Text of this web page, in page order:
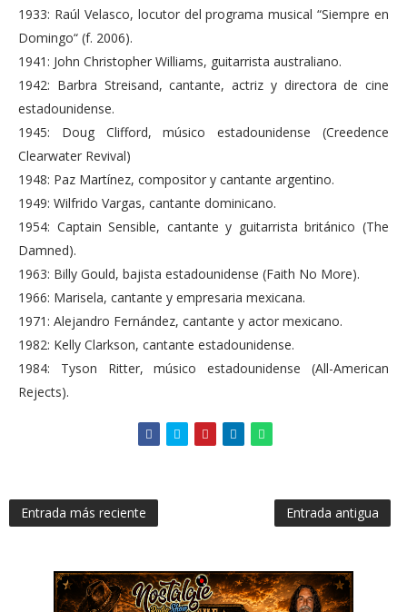
1933: Raúl Velasco, locutor del programa musical “Siempre en
Domingo“ (f. 2006).
1941: John Christopher Williams, guitarrista australiano.
1942: Barbra Streisand, cantante, actriz y directora de cine
estadounidense.
1945: Doug Clifford, músico estadounidense (Creedence
Clearwater Revival)
1948: Paz Martínez, compositor y cantante argentino.
1949: Wilfrido Vargas, cantante dominicano.
1954: Captain Sensible, cantante y guitarrista británico (The
Damned).
1963: Billy Gould, bajista estadounidense (Faith No More).
1966: Marisela, cantante y empresaria mexicana.
1971: Alejandro Fernández, cantante y actor mexicano.
1982: Kelly Clarkson, cantante estadounidense.
1984: Tyson Ritter, músico estadounidense (All-American
Rejects).
Entrada más reciente Entrada antigua